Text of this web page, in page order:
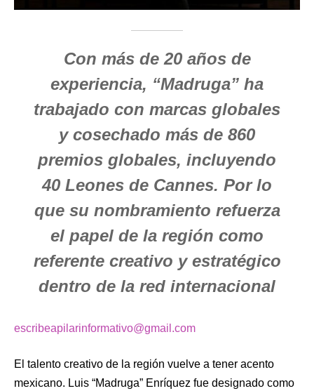
Con más de 20 años de
experiencia, “Madruga” ha
trabajado con marcas globales
y cosechado más de 860
premios globales, incluyendo
40 Leones de Cannes. Por lo
que su nombramiento refuerza
el papel de la región como
referente creativo y estratégico
dentro de la red internacional
escribeapilarinformativo@gmail.com
El talento creativo de la región vuelve a tener acento
mexicano. Luis “Madruga” Enríquez fue designado como